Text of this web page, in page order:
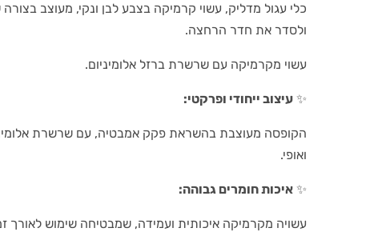
כלי עגול מדליק, עשוי קרמיקה בצבע לבן ונקי, מעוצב
ולסדר את חדר הרחצה.
עשוי מקרמיקה עם שרשרת ברזל אלומיניום.
✨ עיצוב ייחודי ופרקטי:
הקופסה מעוצבת בהשראת פקק אמבטיה, עם שרשרת
ואופי.
✨ איכות חומרים גבוהה:
עשויה מקרמיקה איכותית ועמידה, שמבטיחה שימוש לאורך